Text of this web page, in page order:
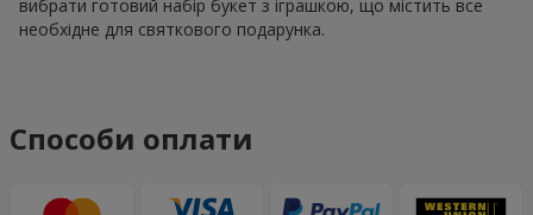
вибрати готовий набір букет з іграшкою, що містить все
необхідне для святкового подарунка.
Способи оплати